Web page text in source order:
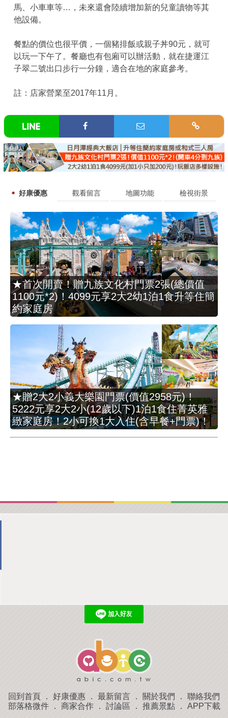
馬、小車車等…，未來還會陸續增加新的兒童讀物等其
他設備。
餐點的價位也很平價，一個豬排飯或親子丼90元，就可
以玩一下午了。餐廳也有包廂可以辦活動，就在捷運江
子翠二號出口步行一分鐘，適合在地的家庭參考。
註：店家營業至2017年11月。
好康優惠 觀看留言 地圖功能 檢視街景
★首次開賣！贈九族文化村門票2張(總價值
1100元*2)！4099元享2大2幼1泊1食升等住簡
約家庭房
★贈2大2小義大樂園門票(價值2958元)！
5222元享2大2小(12歲以下)1泊1食住菁英雅
緻家庭房！2小可換1大入住(含早餐+門票)！
回到首頁 ． 好康優惠 ． 最新留言 ． 關於我們 ． 聯絡我們
部落格微件． 商家合作． 討論區 ． 推薦景點． APP下載